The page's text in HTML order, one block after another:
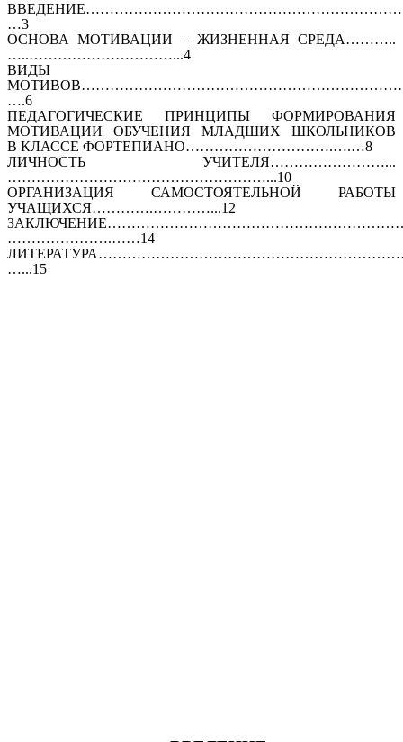
…3
ОСНОВА МОТИВАЦИИ – ЖИЗНЕННАЯ СРЕДА………..
…..…………………………...4
ВИДЫ
….6
ПЕДАГОГИЧЕСКИЕ ПРИНЦИПЫ ФОРМИРОВАНИЯ
МОТИВАЦИИ ОБУЧЕНИЯ МЛАДШИХ ШКОЛЬНИКОВ
В КЛАССЕ ФОРТЕПИАНО………………………….….…8
ЛИЧНОСТЬ УЧИТЕЛЯ……………………...
………………………………………………...10
ОРГАНИЗАЦИЯ САМОСТОЯТЕЛЬНОЙ РАБОТЫ
УЧАЩИХСЯ………….…………...12
………………….……14
…...15